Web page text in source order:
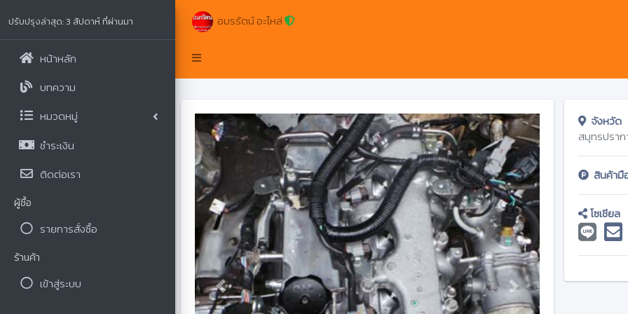
อมรรัตน์ อะไหล่
ปรับปรุงล่าสุด: 3 สัปดาห์ ที่ผ่านมา
หน้าหลัก
บทความ
หมวดหมู่
ชำระเงิน
ติดต่อเรา
ผู้ซื้อ
รายการสั่งซื้อ
ร้านค้า
เข้าสู่ระบบ
Previous Next
จังหวัด
สมุทรปราก
สินค้ามื
โซเชียล